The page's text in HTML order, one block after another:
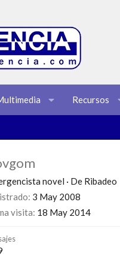
Recursos
novel · De Ribadeo
3 May 2008
visita 18 May 2014